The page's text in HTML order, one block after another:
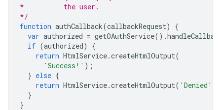
*          the user.
*/
function authCallback(callbackRequest)
{
var authorized = getOAuthService().
if (authorized)
{
return HtmlService.createHtmlOutput(
'Success!' );
} else {
return HtmlService.createHtmlOutput( 'Denied'
}
}